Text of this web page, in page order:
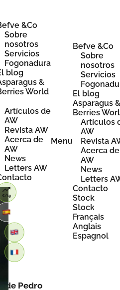
&Co
Sobre
nosotros
Servicios
Fogonadura
blog
&
World
Artículos de
AW
Revista AW
Acerca de
AW
News
Letters AW
Menu
Befve &Co
Sobre
nosotros
Servicios
El blog
Asparagus
Berries
Artículos
AW
Revista
Acerca de
AW
News
Letters
Contacto
Stock
Stock
Français
Anglais
Espagnol
de Pedro